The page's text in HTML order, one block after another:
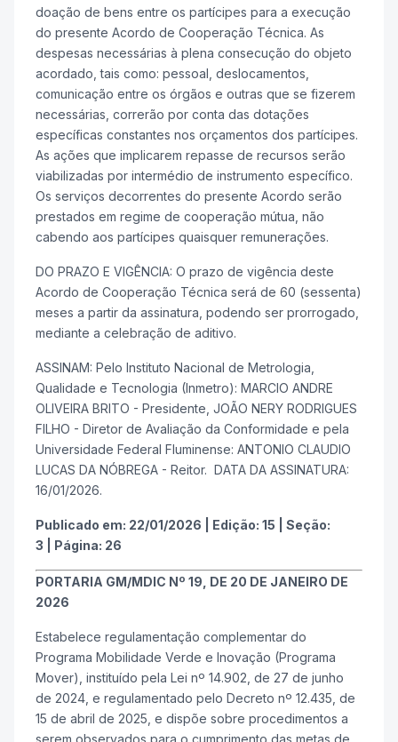
doação de bens entre os partícipes para a execução
do presente Acordo de Cooperação Técnica. As
despesas necessárias à plena consecução do objeto
acordado, tais como: pessoal, deslocamentos,
comunicação entre os órgãos e outras que se fizerem
necessárias, correrão por conta das dotações
específicas constantes nos orçamentos dos partícipes.
As ações que implicarem repasse de recursos serão
viabilizadas por intermédio de instrumento específico.
Os serviços decorrentes do presente Acordo serão
prestados em regime de cooperação mútua, não
cabendo aos partícipes quaisquer remunerações.
DO PRAZO E VIGÊNCIA: O prazo de vigência deste
Acordo de Cooperação Técnica será de 60 (sessenta)
meses a partir da assinatura, podendo ser prorrogado,
mediante a celebração de aditivo.
ASSINAM: Pelo Instituto Nacional de Metrologia,
Qualidade e Tecnologia (Inmetro): MARCIO ANDRE
OLIVEIRA BRITO - Presidente, JOÃO NERY RODRIGUES
FILHO - Diretor de Avaliação da Conformidade e pela
Universidade Federal Fluminense: ANTONIO CLAUDIO
LUCAS DA NÓBREGA - Reitor. DATA DA ASSINATURA:
16/01/2026.
Publicado em: 22/01/2026 Edição: 15
Seção:
3
Página: 26
PORTARIA GM/MDIC Nº 19, DE 20 DE JANEIRO DE
2026
Estabelece regulamentação complementar do
Programa Mobilidade Verde e Inovação (Programa
Mover), instituído pela Lei nº 14.902, de 27 de junho
de 2024, e regulamentado pelo Decreto nº 12.435, de
15 de abril de 2025, e dispõe sobre procedimentos a